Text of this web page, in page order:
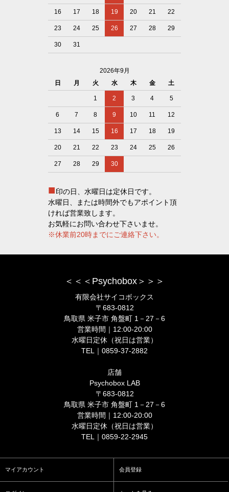
16 17 18 19 20 21 22
23 24 25 26 27 28 29
30 31
2026年9月
日
月 火 水 木 金 土
1 2 3 4 5
6 7 8 9 10 11 12
13 14 15 16 17 18 19
20 21 22 23 24 25 26
27 28 29 30
■印の日、水曜日は定休日です。
水曜日、または時間外でもアポイント頂
ければ営業致します。
お気軽にお問い合わせ下さいませ。
※休業前20時までにご連絡下さい。
＜＜＜Psychobox＞＞＞
有限会社サイコボックス
〒683-0812
鳥取県 米子市 角盤町 1－27－6
営業時間｜12:00-20:00
水曜日定休（祝日は営業）
TEL｜0859-37-2882
店舗
Psychobox LAB
〒683-0812
鳥取県 米子市 角盤町 1－27－6
営業時間｜12:00-20:00
水曜日定休（祝日は営業）
TEL｜0859-22-2945
マイアカウント 会員登録